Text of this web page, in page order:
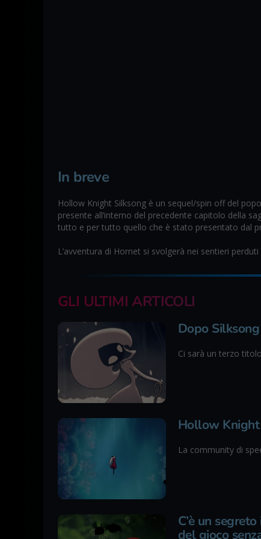
In breve
Hollow Knight Silksong è un sequel/spin off del
presente all’interno del precedente capitolo della
tutto e per tutto quello che è stato presentato dal
L’avventura di Hornet si svolgerà nei sentieri
GLI ULTIMI ARTICOLI
Dopo
Ci sarà un terzo
Hollow Knight
La community di
C’è un
del gioco